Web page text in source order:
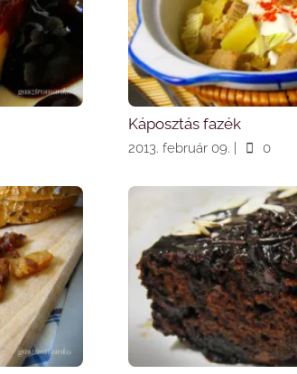
Káposztás fazék
2013. február 09. 0